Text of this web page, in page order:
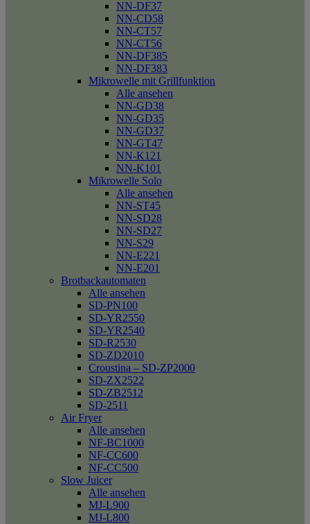
NN-DF37
NN-CD58
NN-CT57
NN-CT56
NN-DF385
NN-DF383
Mikrowelle mit Grillfunktion
Alle ansehen
NN-GD38
NN-GD35
NN-GD37
NN-GT47
NN-K121
NN-K101
Mikrowelle Solo
Alle ansehen
NN-ST45
NN-SD28
NN-SD27
NN-S29
NN-E221
NN-E201
Brotbackautomaten
Alle ansehen
SD-PN100
SD-YR2550
SD-YR2540
SD-R2530
SD-ZD2010
Croustina – SD-ZP2000
SD-ZX2522
SD-ZB2512
SD-2511
Air Fryer
Alle ansehen
NF-BC1000
NF-CC600
NF-CC500
Slow Juicer
Alle ansehen
MJ-L900
MJ-L800